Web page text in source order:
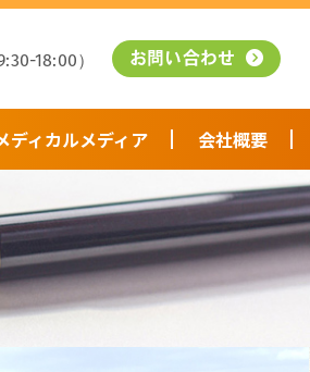
18:00） お問い合わせ
ディカルメディア 会社概要